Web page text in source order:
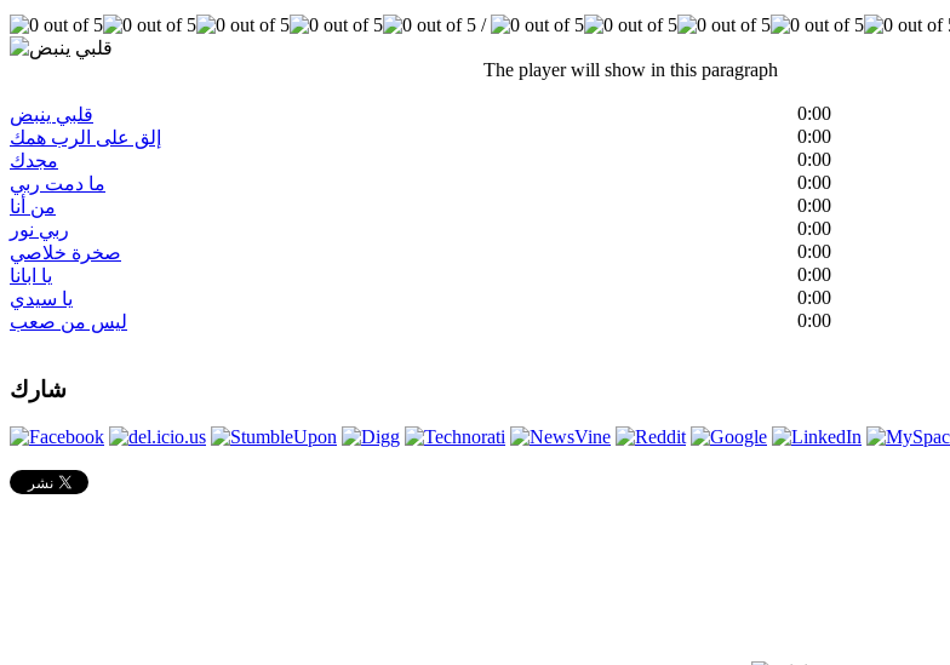
/
The player will show in this paragraph
قلبي ينبض
0:00
إلق على الرب همك
0:00
مجدك
0:00
ما دمت ربي
0:00
من أنا
0:00
ربي نور
0:00
صخرة خلاصي
0:00
يا ابانا
0:00
يا سيدي
0:00
ليس من صعب
0:00
شارك